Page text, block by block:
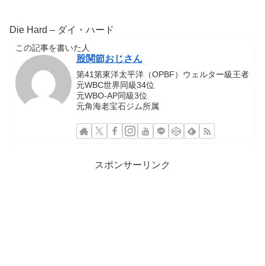
Die Hard – ダイ・ハード
この記事を書いた人
股関節おじさん
第41第東洋太平洋（OPBF）ウェルター級王者
元WBC世界同級34位
元WBO-AP同級3位
元角海老宝石ジム所属
スポンサーリンク